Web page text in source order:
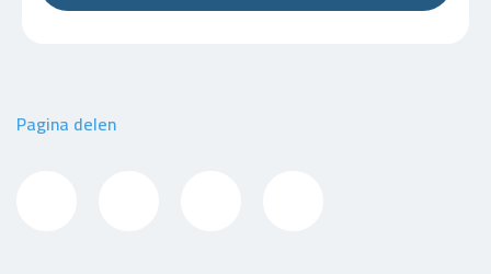
Pagina delen